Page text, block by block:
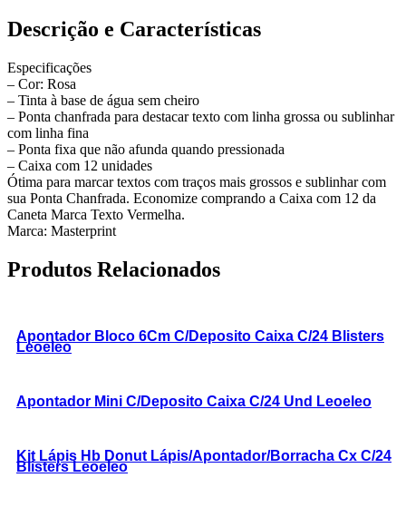
Descrição e Características
Especificações
– Cor: Rosa
– Tinta à base de água sem cheiro
– Ponta chanfrada para destacar texto com linha grossa ou sublinhar
com linha fina
– Ponta fixa que não afunda quando pressionada
– Caixa com 12 unidades
Ótima para marcar textos com traços mais grossos e sublinhar com
sua Ponta Chanfrada. Economize comprando a Caixa com 12 da
Caneta Marca Texto Vermelha.
Marca: Masterprint
Produtos Relacionados
Apontador Bloco 6Cm C/Deposito Caixa C/24 Blisters
Leoeleo
Apontador Mini C/Deposito Caixa C/24 Und Leoeleo
Kit Lápis Hb Donut Lápis/Apontador/Borracha Cx C/24
Blisters Leoeleo